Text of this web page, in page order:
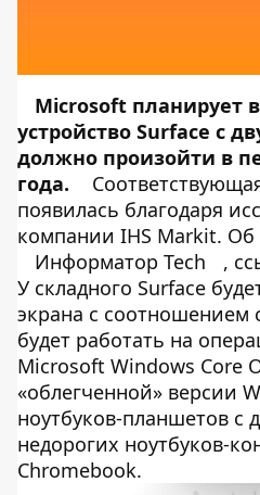
Microsoft планирует
устройство Surface с
должно произойти в
года.
появилась благодаря
компании IHS Markit.
Информатор Tech
,
У складного Surface
экрана с соотношением
будет работать на
Microsoft Windows Core
«облегченной» версии
ноутбуков-планшетов с
недорогих ноутбуков-
Chromebook.